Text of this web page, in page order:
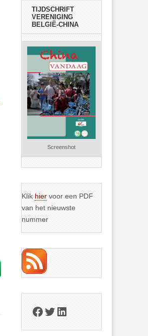
economische
agressie. In
werkelijkheid
verhult die
spectaculaire
rekensom vooral
de industriële
achterstand die
… >> lees meer
TIJDSCHRIFT
VERENIGING
BELGIË-CHINA
Screenshot
Klik hier voor een PDF
van het nieuwste
nummer
Facebook
Twitter
LinkedIn